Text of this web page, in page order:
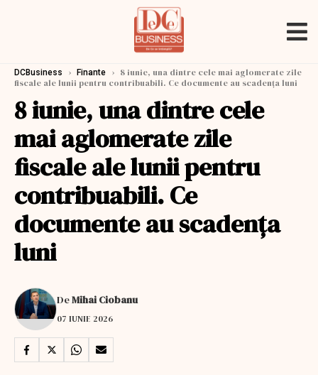
DCBusiness › Finante › 8 iunie, una dintre cele mai aglomerate zile
fiscale ale lunii pentru contribuabili. Ce documente au scadenţa luni
8 iunie, una dintre cele
mai aglomerate zile
fiscale ale lunii pentru
contribuabili. Ce
documente au scadenţa
luni
DeMihai Ciobanu
07 IUNIE 2026